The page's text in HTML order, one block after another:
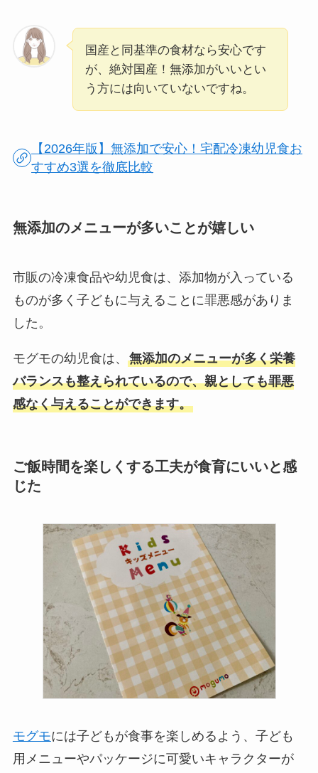
国産と同基準の食材なら安心です
が、絶対国産！無添加がいいとい
う方には向いていないですね。
【2026年版】無添加で安心！宅配冷凍幼児食お
すすめ3選を徹底比較
無添加のメニューが多いことが嬉しい
市販の冷凍食品や幼児食は、添加物が入っている
ものが多く子どもに与えることに罪悪感がありま
した。
モグモの幼児食は、 無添加のメニューが多く栄養
バランスも整えられているので、親としても罪悪
感なく与えることができます。
ご飯時間を楽しくする工夫が食育にいいと感
じた
モグモには子どもが食事を楽しめるよう、子ども
用メニューやパッケージに可愛いキャラクターが